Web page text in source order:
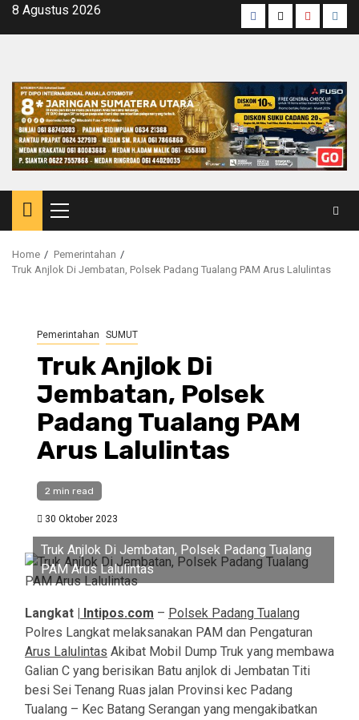
Skip8 Agustus 2026 Facebook
TwitterYoutube
Primary
Menu
Home
Pemerintahan
Truk Anjlok Di Jembatan, Polsek Padang Tualang PAM Arus Lalulintas
Pemerintahan SUMUT
Truk Anjlok Di
Jembatan, Polsek
Padang Tualang PAM
Arus Lalulintas
2 min read
30 Oktober 2023
Truk Anjlok Di Jembatan, Polsek Padang Tualang
PAM Arus Lalulintas
Langkat | Intipos.com – Polsek Padang Tualang
Polres Langkat melaksanakan PAM dan Pengaturan
Arus Lalulintas Akibat Mobil Dump Truk yang membawa
Galian C yang berisikan Batu anjlok di Jembatan Titi
besi Sei Tenang Ruas jalan Provinsi kec Padang
Tualang – Kec Batang Serangan yang mengakibatkan